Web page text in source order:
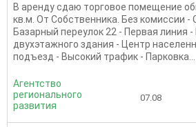
В аренду сдаю торговое помещение
кв.м. От Собственника. Без комиссии -
Базарный переулок 22 - Первая линия
двухэтажного здания - Центр
подъезд - Высокий трафик - Парковка...
Агентство
регионального
развития
07.08